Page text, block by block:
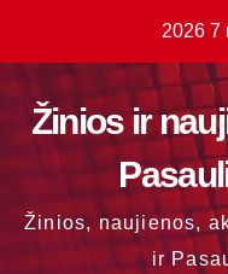
content
2026 7
Žinios ir
Žinios, naujienos,
ir